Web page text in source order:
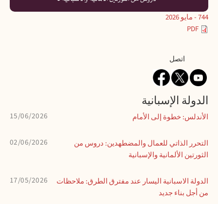
744 - مايو 2026
PDF
Contactاتصل
الدولة الإسبانية
15/06/2026 الأندلس: خطوة إلى الأمام
02/06/2026
التحرر الذاتي للعمال والمضطهدين: دروس من
الثورتين الألمانية والإسبانية
17/05/2026
الدولة الاسبانية اليسار عند مفترق الطرق: ملاحظات
من أجل بناء جديد